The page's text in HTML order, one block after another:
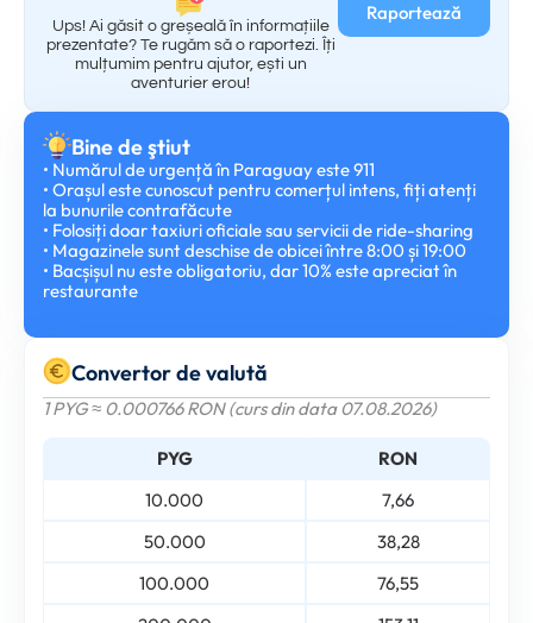
Ups! Ai găsit o greșeală în informațiile
prezentate? Te rugăm să o raportezi. Îți
mulțumim pentru ajutor, ești un
aventurier erou!
Raportează
Bine de ştiut
• Numărul de urgență în Paraguay este 911
• Orașul este cunoscut pentru comerțul intens, fiți atenți
la bunurile contrafăcute
• Folosiți doar taxiuri oficiale sau servicii de ride-sharing
• Magazinele sunt deschise de obicei între 8:00 și 19:00
• Bacșișul nu este obligatoriu, dar 10% este apreciat în
restaurante
Convertor de valută
1 PYG ≈ 0.000766 RON (curs din data 07.08.2026)
PYG
RON
10.000
7,66
50.000
38,28
100.000
76,55